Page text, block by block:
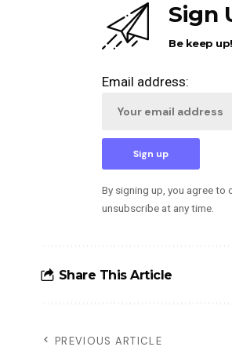
Sign
Be keep
Email address:
By signing up, you agree to
unsubscribe at any time.
Share This Article
PREVIOUS ARTICLE